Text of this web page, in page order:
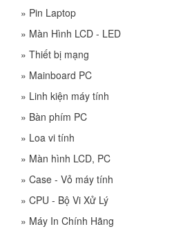
» Pin Laptop
» Màn Hình LCD - LED
» Thiết bị mạng
» Mainboard PC
» Linh kiện máy tính
» Bàn phím PC
» Loa vi tính
» Màn hình LCD, PC
» Case - Vỏ máy tính
» CPU - Bộ Vi Xử Lý
» Máy In Chính Hãng